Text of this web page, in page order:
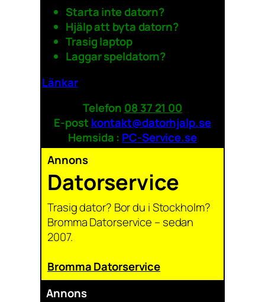
Starta inte datorn?
Hjälp att byta datorn?
Trasig laptop
Laggar speldatorn?
Länkar
Telefon 08 37 21 00
E-post kontakt@datorhjalp.se
Hemsida : PC-Service.se
Annons
Datorservice
Trasig dator? Bor du i Stockholm?
Bromma Datorservice – sedan
2007.
Bromma Datorservice
Annons